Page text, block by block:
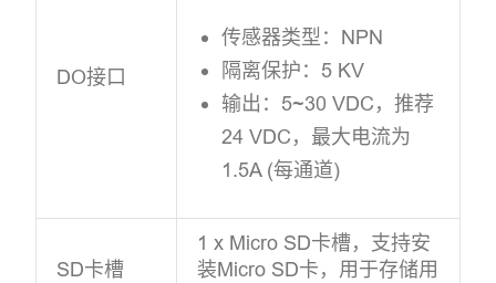
DO接口
传感器类型：NPN
隔离保护：5 KV
输出：5~30 VDC，推荐
24 VDC，最大电流为
1.5A (每通道)
SD卡槽
1 x Micro SD卡槽，支持安
装Micro SD卡，用于存储用